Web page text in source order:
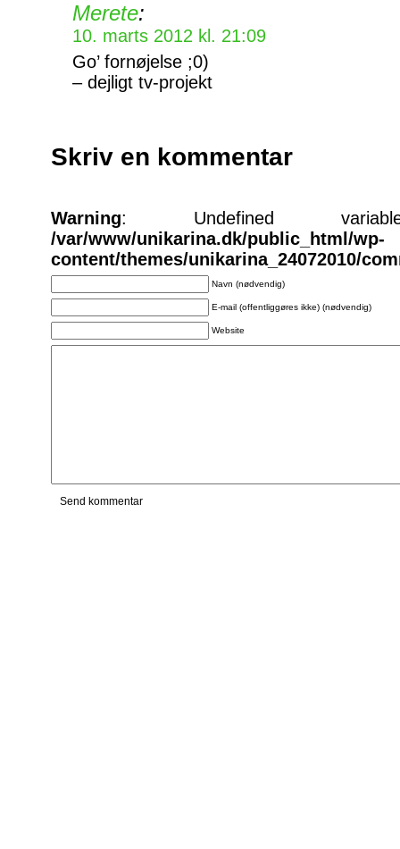
Merete:
10. marts 2012 kl. 21:09
Go’ fornøjelse ;0)
– dejligt tv-projekt
Skriv en kommentar
Warning: Undefined
/var/www/unikarina.dk/public_html/wp-
content/themes/unikarina_24072010/
Navn (nødvendig)
E-mail (offentliggøres ikke) (nødvendig)
Website